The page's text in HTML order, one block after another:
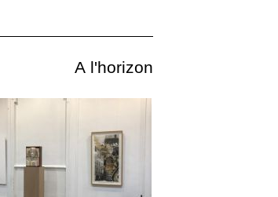
A l'horizon